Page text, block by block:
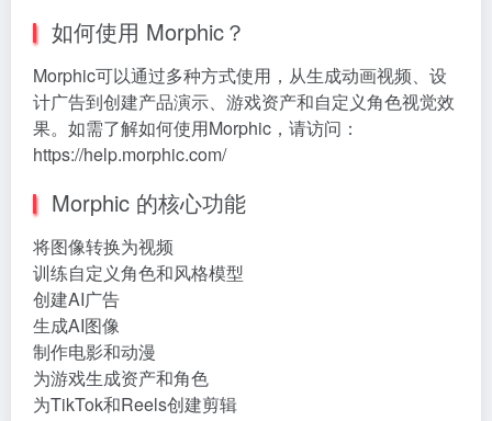
如何使用 Morphic？
Morphic可以通过多种方式使用，从生成动画视频、设
计广告到创建产品演示、游戏资产和自定义角色视觉效
果。如需了解如何使用Morphic，请访问：
https://help.morphic.com/
Morphic 的核心功能
将图像转换为视频
训练自定义角色和风格模型
创建AI广告
生成AI图像
制作电影和动漫
为游戏生成资产和角色
为TikTok和Reels创建剪辑